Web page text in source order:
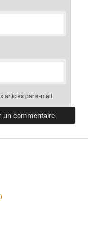
articles par e-mail.